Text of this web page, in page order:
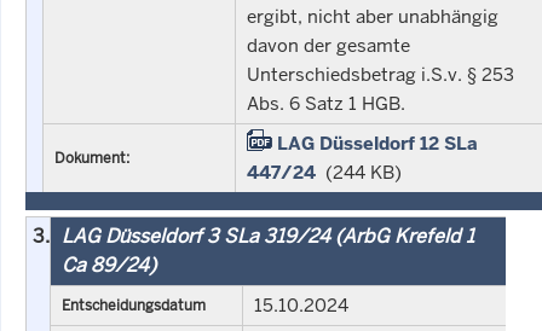
ergibt, nicht aber unabhängig
davon der gesamte
Unterschiedsbetrag i.S.v. § 253
Abs. 6 Satz 1 HGB.
Dokument:
LAG Düsseldorf 12 SLa
447/24 (244 KB)
3. LAG Düsseldorf 3 SLa 319/24 (ArbG Krefeld 1
Ca 89/24)
Entscheidungsdatum 15.10.2024